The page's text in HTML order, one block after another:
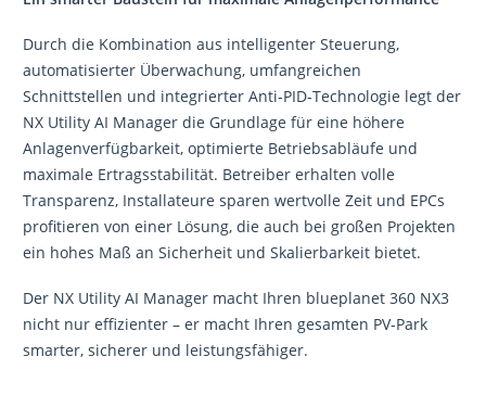
Durch die Kombination aus intelligenter Steuerung,
automatisierter Überwachung, umfangreichen
Schnittstellen und integrierter Anti‑PID‑Technologie legt der
NX Utility AI Manager die Grundlage für eine höhere
Anlagenverfügbarkeit, optimierte Betriebsabläufe und
maximale Ertragsstabilität. Betreiber erhalten volle
Transparenz, Installateure sparen wertvolle Zeit und EPCs
profitieren von einer Lösung, die auch bei großen Projekten
ein hohes Maß an Sicherheit und Skalierbarkeit bietet.
Der NX Utility AI Manager macht Ihren blueplanet 360 NX3
nicht nur effizienter – er macht Ihren gesamten PV‑Park
smarter, sicherer und leistungsfähiger.